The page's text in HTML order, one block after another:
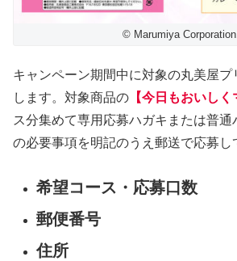
© Marumiya Corporation.
キャンペーン期間中に対象の丸美屋プ
します。対象商品の 【今日もおいしく
ス分集めて専用応募ハガキまたは普
の必要事項を明記のうえ郵送で応募し
希望コース・応募口数
郵便番号
住所